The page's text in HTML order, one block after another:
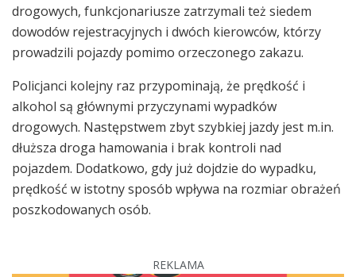
drogowych, funkcjonariusze zatrzymali też siedem
dowodów rejestracyjnych i dwóch kierowców, którzy
prowadzili pojazdy pomimo orzeczonego zakazu.
Policjanci kolejny raz przypominają, że prędkość i
alkohol są głównymi przyczynami wypadków
drogowych. Następstwem zbyt szybkiej jazdy jest m.in.
dłuższa droga hamowania i brak kontroli nad
pojazdem. Dodatkowo, gdy już dojdzie do wypadku,
prędkość w istotny sposób wpływa na rozmiar obrażeń
poszkodowanych osób.
REKLAMA